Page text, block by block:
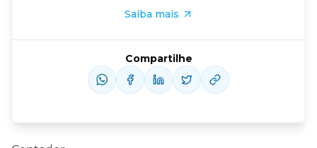
Saiba mais
Compartilhe